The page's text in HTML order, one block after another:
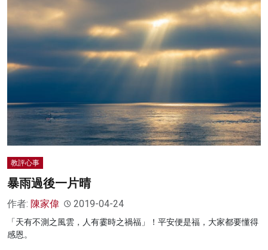
教評心事
暴雨過後一片晴
作者: 陳家偉 2019-04-24
「天有不測之風雲，人有霎時之禍福」！平安便是福，大家都要懂得
感恩。